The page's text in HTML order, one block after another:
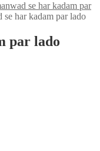
se har kadam par
se har kadam par lado
par lado